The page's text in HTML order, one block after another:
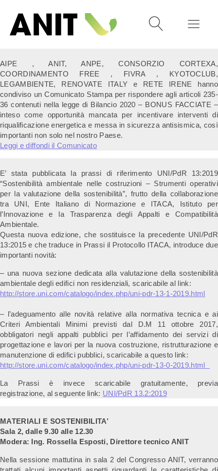
AIPE , ANIT, ANPE, CONSORZIO CORTEXA,
COORDINAMENTO FREE , FIVRA , KYOTOCLUB,
LEGAMBIENTE, RENOVATE ITALY e RETE IRENE hanno
condiviso un Comunicato Stampa per rispondere agli articoli 235-
36 contenuti nella legge di Bilancio 2020 – BONUS FACCIATE –
inteso come opportunità mancata per incentivare interventi di
riqualificazione energetica e messa in sicurezza antisismica, così
importanti non solo nel nostro Paese.
Leggi e diffondi il Comunicato
E’ stata pubblicata la prassi di riferimento UNI/PdR 13:2019
“Sostenibilità ambientale nelle costruzioni – Strumenti operativi
per la valutazione della sostenibilità”, frutto della collaborazione
tra UNI, Ente Italiano di Normazione e ITACA, Istituto per
l’Innovazione e la Trasparenza degli Appalti e Compatibilità
Ambientale.
Questa nuova edizione, che sostituisce la precedente UNI/PdR
13:2015 e che traduce in Prassi il Protocollo ITACA, introduce due
importanti novità:
– una nuova sezione dedicata alla valutazione della sostenibilità
ambientale degli edifici non residenziali, scaricabile al link:
http://store.uni.com/catalogo/index.php/uni-pdr-13-1-2019.html
– l’adeguamento alle novità relative alla normativa tecnica e ai
Criteri Ambientali Minimi previsti dal D.M 11 ottobre 2017,
obbligatori negli appalti pubblici per l’affidamento dei servizi di
progettazione e lavori per la nuova costruzione, ristrutturazione e
manutenzione di edifici pubblici, scaricabile a questo link:
http://store.uni.com/catalogo/index.php/uni-pdr-13-0-2019.html
La Prassi è invece scaricabile gratuitamente, previa
registrazione, al seguente link: UNI/PdR 13.2:2019
MATERIALI E SOSTENIBILITA’
Sala 2, dalle 9.30 alle 12.30
Modera: Ing. Rossella Esposti, Direttore tecnico ANIT
Nella sessione mattutina in sala 2 del Congresso ANIT, verranno